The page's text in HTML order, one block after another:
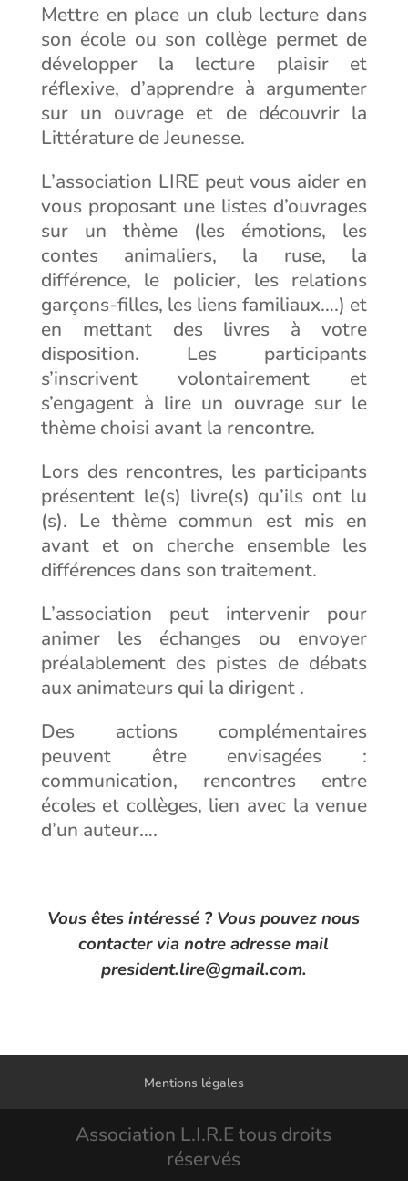
Mettre en place un club lecture dans
son école ou son collège permet de
développer la lecture plaisir et
réflexive, d’apprendre à argumenter
sur un ouvrage et de découvrir la
Littérature de Jeunesse.
L’association LIRE peut vous aider en
vous proposant une listes d’ouvrages
sur un thème (les émotions, les
contes animaliers, la ruse, la
différence, le policier, les relations
garçons-filles, les liens familiaux….) et
en mettant des livres à votre
disposition. Les participants
s’inscrivent volontairement et
s’engagent à lire un ouvrage sur le
thème choisi avant la rencontre.
Lors des rencontres, les participants
présentent le(s) livre(s) qu’ils ont lu
(s). Le thème commun est mis en
avant et on cherche ensemble les
différences dans son traitement.
L’association peut intervenir pour
animer les échanges ou envoyer
préalablement des pistes de débats
aux animateurs qui la dirigent .
Des actions complémentaires
peuvent être envisagées :
communication, rencontres entre
écoles et collèges, lien avec la venue
d’un auteur….
Vous êtes intéressé ? Vous pouvez nous
contacter via notre adresse mail
president.lire@gmail.com.
Mentions légales
Association L.I.R.E tous droits
réservés